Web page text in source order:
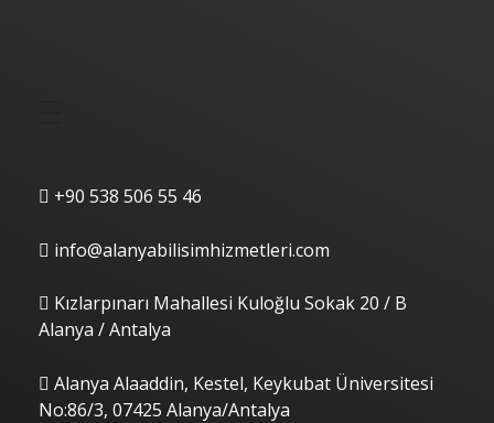
+90 538 506 55 46
info@alanyabilisimhizmetleri.com
Kızlarpınarı Mahallesi Kuloğlu Sokak 20 / B
Alanya / Antalya
Alanya Alaaddin, Kestel, Keykubat Üniversitesi
No:86/3, 07425 Alanya/Antalya